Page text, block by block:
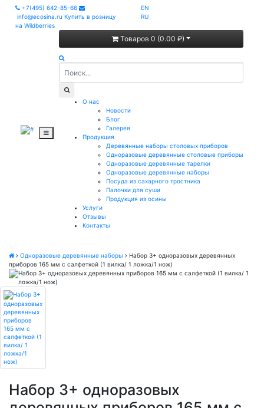
+7(495) 642-85-66
info@ecosina.ru Купить в розницу
на Wildberries
EN
RU
Товаров 0 (0.00 ₽)
О нас
Новости
Блог
Галерея
Продукция
Деревянные наборы столовых приборов
Одноразовые деревянные столовые приборы
Одноразовые деревянные тарелки
Одноразовые деревянные наборы
Посуда из сахарного тростника
Палочки для суши
Продукция из осины
Услуги
Отзывы
Контакты
Одноразовые деревянные наборы
Набор 3+ одноразовых деревянных
приборов 165 мм с салфеткой (1 вилка/ 1 ложка/1 нож)
Набор 3+ одноразовых